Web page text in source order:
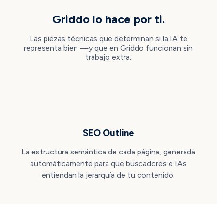
Griddo lo hace por ti.
Las piezas técnicas que determinan si la IA te
representa bien —y que en Griddo funcionan sin
trabajo extra.
SEO Outline
La estructura semántica de cada página, generada
automáticamente para que buscadores e IAs
entiendan la jerarquía de tu contenido.